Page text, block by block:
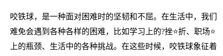
咬铁球，是一种面对困难时的坚韧和不屈。在生活中，我们
难免会遇到各种各样的困难，比如学习上的?挫⭐折、职场⭐
上的瓶颈、生活中的各种挑战。在这些时候，咬铁球象征着